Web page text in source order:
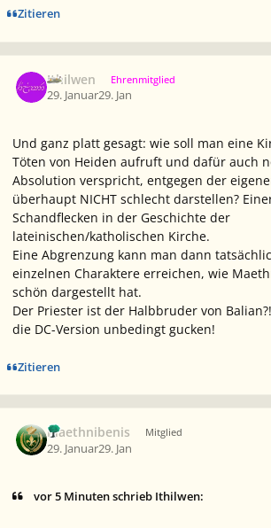
Zitieren
Ithilwen Ehrenmitglied
29. Januar29. Jan
Und ganz platt gesagt: wie soll man eine
Töten von Heiden aufruft und dafür auch
Absolution verspricht, entgegen der
überhaupt NICHT schlecht darstellen?
Schandflecken in der Geschichte der
lateinischen/katholischen Kirche.
Eine Abgrenzung kann man dann
einzelnen Charaktere erreichen, wie
schön dargestellt hat.
Der Priester ist der Halbbruder von
die DC-Version unbedingt gucken!
Zitieren
Maethnibenis Mitglied
29. Januar29. Jan
vor 5 Minuten schrieb Ithilwen: